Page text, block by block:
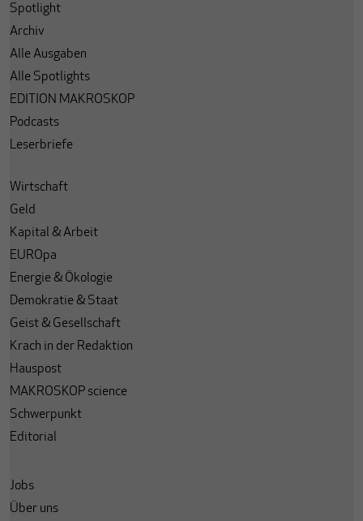
Spotlight
Archiv
Alle Ausgaben
Alle Spotlights
EDITION MAKROSKOP
Podcasts
Leserbriefe
Wirtschaft
Geld
Kapital & Arbeit
EUROpa
Energie & Ökologie
Demokratie & Staat
Geist & Gesellschaft
Krach in der Redaktion
Hauspost
MAKROSKOP science
Schwerpunkt
Editorial
Jobs
Über uns